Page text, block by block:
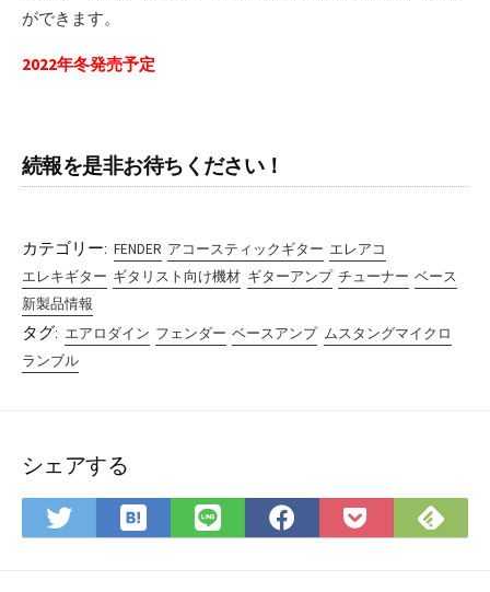
ができます。
2022年冬発売予定
続報を是非お待ちください！
カテゴリー: FENDER アコースティックギター エレアコ
エレキギター ギタリスト向け機材 ギターアンプ チューナー ベース
新製品情報
タグ: エアロダイン フェンダー ベースアンプ ムスタングマイクロ
ランブル
シェアする
Twitter
で
は
て
LINE
で
Facebook
で
Pocket
に
で